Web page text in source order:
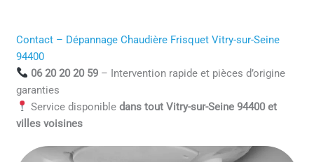
Contact – Dépannage Chaudière Frisquet Vitry-sur-Seine
94400
06 20 20 20 59– Intervention rapide et pièces d’origine
garanties
Service disponible dans tout Vitry-sur-Seine 94400 et
villes voisines